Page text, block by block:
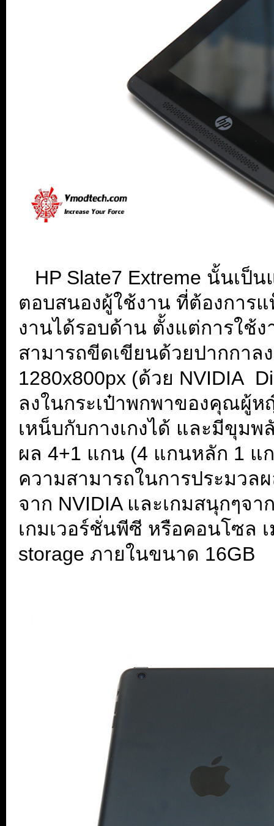
HP Slate7 Extreme นั้นเป็
ตอบสนองผู้ใช้งาน ที่ต้องการ
งานได้รอบด้าน ตั้งแต่การใช้ง
สามารถขีดเขียนด้วยปากกาล
1280x800px (ด้วย NVIDIA
ลงในกระเป๋าพกพาของคุณผู้
เหน็บกับกางเกงได้ และมีขุมพ
ผล 4+1 แกน (4 แกนหลัก 1 แ
ความสามารถในการประมว
จาก NVIDIA และเกมสนุกๆจ
เกมเวอร์ชั่นพีซี หรือคอนโซล
storage ภายในขนาด 16GB